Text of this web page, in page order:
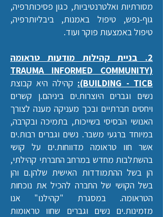
מסורתיות ואלטרנטיביות, כגון פסיכותרפיה,
גוף-נפש, טיפול באמנות, ביבליותרפיה,
טיפול באמצעות פוקר ועוד.
2. בניית קהילות מודעות טראומה
(TRAUMA INFORMED COMMUNITY
BUILDING - TICB):
קהילה היא קבוצת
נשים וגברים היוצרות.ים ביניהם.ן קשרים
ויחסים חברתיים ובכך מעניקה מענה לצורך
האנושי הבסיסי בשייכות, בתמיכה ובקרבה,
במיוחד ברגעי משבר. נשים וגברים רבות.ים
אשר חוו טראומה מדווחות.ים על קושי
בהשתלבות מחדש במרחב החברתי קהילתי,
הן בשל ההתמודדות האישית שלהן.ם והן
בשל הקושי של החברה להכיל את נוכחות
הטראומה.
במסגרת "קהילנו" אנו
מזמינות.ים נשים וגברים שחוו טראומות